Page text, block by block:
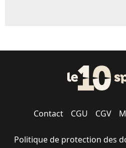
Contact CGU CGV
Politique de protection des